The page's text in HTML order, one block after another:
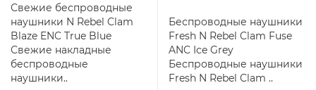
Свежие беспроводные
наушники N Rebel Clam
Blaze ENC True Blue
Свежие накладные
беспроводные
наушники..
Беспроводные наушники
Fresh N Rebel Clam Fuse
ANC Ice Grey
Беспроводные наушники
Fresh N Rebel Clam ..